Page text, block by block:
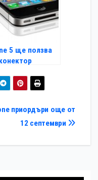
5 ще ползва
приордъри още от
12 септември